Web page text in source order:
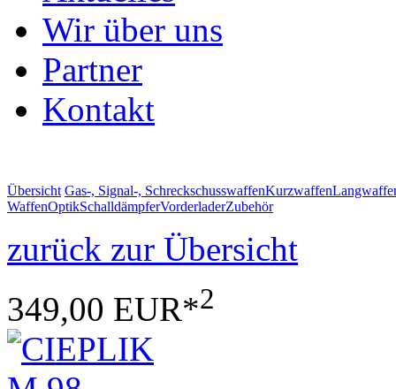
Wir über uns
Partner
Kontakt
Übersicht Gas-, Signal-, SchreckschusswaffenKurzwaffen
WaffenOptikSchalldämpferVorderladerZubehör
zurück zur Übersicht
349,00 EUR*2